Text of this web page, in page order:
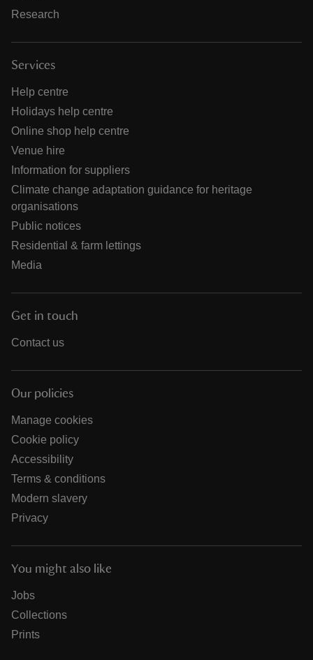
Research
Services
Help centre
Holidays help centre
Online shop help centre
Venue hire
Information for suppliers
Climate change adaptation guidance for heritage
organisations
Public notices
Residential & farm lettings
Media
Get in touch
Contact us
Our policies
Manage cookies
Cookie policy
Accessibility
Terms & conditions
Modern slavery
Privacy
You might also like
Jobs
Collections
Prints